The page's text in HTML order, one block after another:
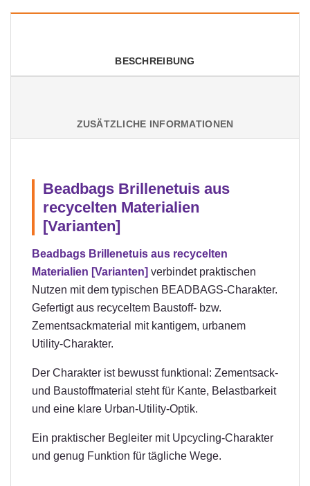
BESCHREIBUNG
ZUSÄTZLICHE INFORMATIONEN
Beadbags Brillenetuis aus
recycelten Materialien
[Varianten]
Beadbags Brillenetuis aus recycelten
Materialien [Varianten] verbindet praktischen
Nutzen mit dem typischen BEADBAGS-Charakter.
Gefertigt aus recyceltem Baustoff- bzw.
Zementsackmaterial mit kantigem, urbanem
Utility-Charakter.
Der Charakter ist bewusst funktional: Zementsack-
und Baustoffmaterial steht für Kante, Belastbarkeit
und eine klare Urban-Utility-Optik.
Ein praktischer Begleiter mit Upcycling-Charakter
und genug Funktion für tägliche Wege.